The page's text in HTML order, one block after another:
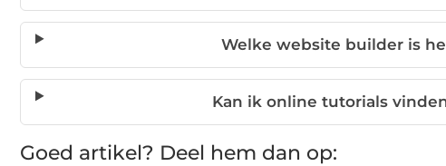
Welke website builder is
Kan ik online tutorials
Goed artikel? Deel hem dan op: